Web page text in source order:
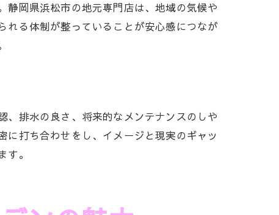
静岡県浜松市の地元専門店は、地域の気候や
れる体制が整っていることが安心感につなが
、排水の良さ、将来的なメンテナンスのしや
打ち合わせをし、イメージと現実のギャッ
。